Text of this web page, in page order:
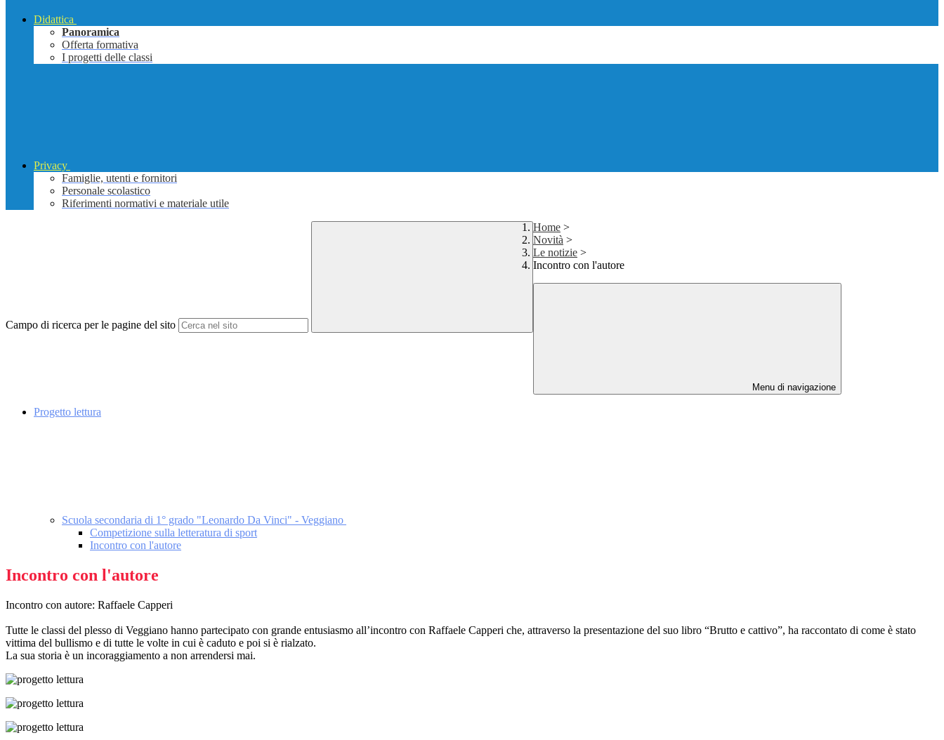
Didattica
Panoramica
Offerta formativa
I progetti delle classi
Privacy
Famiglie, utenti e fornitori
Personale scolastico
Riferimenti normativi e materiale utile
Campo di ricerca per le pagine del sito
Home >
Novità >
Le notizie >
Incontro con l'autore
Menu di navigazione
Progetto lettura
Scuola secondaria di 1° grado "Leonardo Da Vinci" - Veggiano
Competizione sulla letteratura di sport
Incontro con l'autore
Incontro con l'autore
Incontro con autore: Raffaele Capperi
Tutte le classi del plesso di Veggiano hanno partecipato con grande entusiasmo all’incontro con Raffaele Capperi che, attraverso la presentazione del suo libro “Brutto e cattivo”, ha raccontato di come è stato
vittima del bullismo e di tutte le volte in cui è caduto e poi si è rialzato.
La sua storia è un incoraggiamento a non arrendersi mai.